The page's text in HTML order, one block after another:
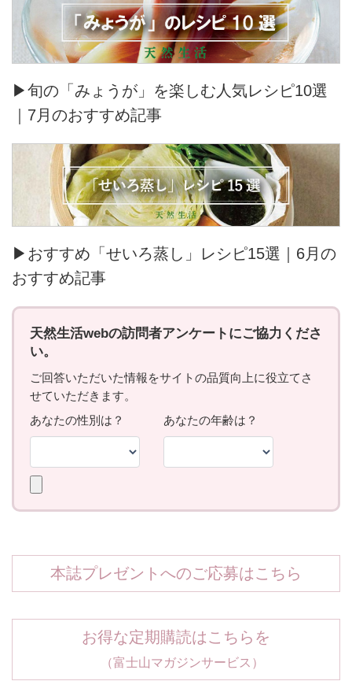
▶旬の「みょうが」を楽しむ人気レシピ10選
｜7月のおすすめ記事
▶おすすめ「せいろ蒸し」レシピ15選｜6月の
おすすめ記事
本誌プレゼントへのご応募はこちら
お得な定期購読はこちらを
（富士山マガジンサービス）